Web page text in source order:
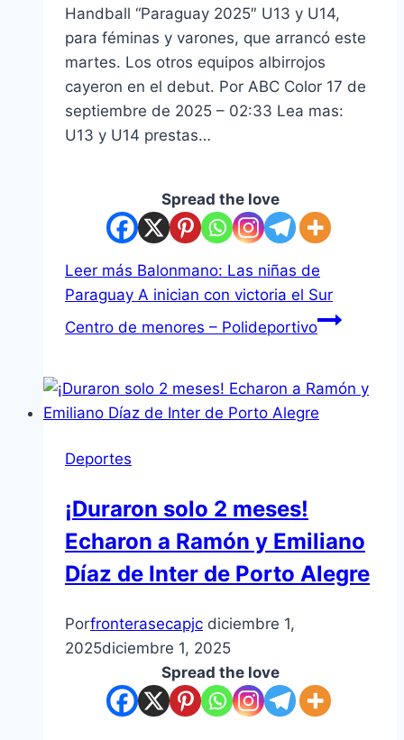
Handball “Paraguay 2025″ U13 y U14,
para féminas y varones, que arrancó este
martes. Los otros equipos albirrojos
cayeron en el debut. Por ABC Color 17 de
septiembre de 2025 – 02:33 Lea mas:
U13 y U14 prestas…
Spread the love
Leer más Balonmano: Las niñas de
Paraguay A inician con victoria el Sur
Centro de menores – Polideportivo
Deportes
¡Duraron solo 2 meses!
Echaron a Ramón y Emiliano
Díaz de Inter de Porto Alegre
Porfronterasecapjc diciembre 1,
2025diciembre 1, 2025
Spread the love